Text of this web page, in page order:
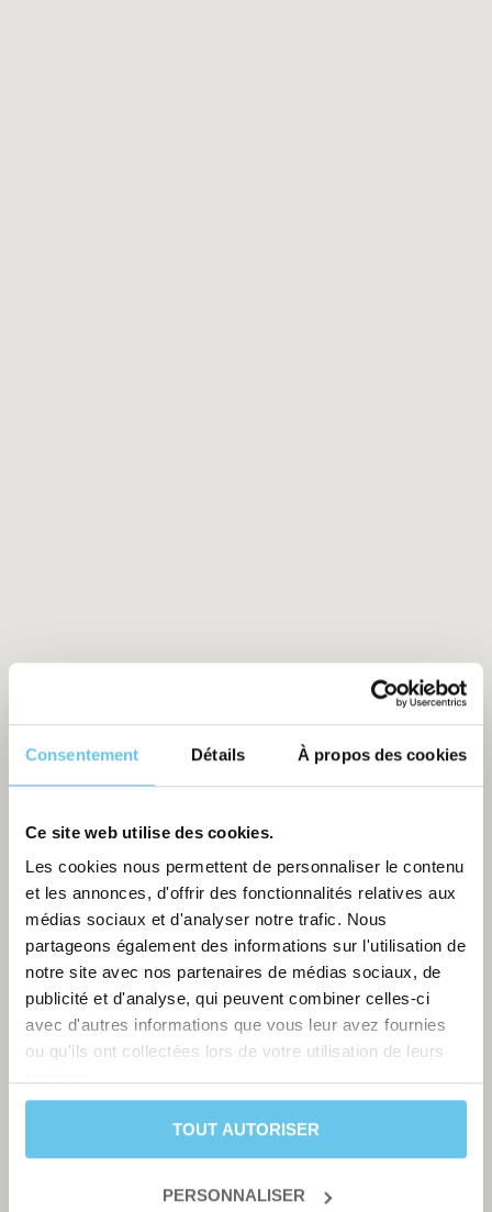
Consentement Détails À propos des cookies
Ce site web utilise des cookies.
Les cookies nous permettent de personnaliser le contenu
et les annonces, d'offrir des fonctionnalités relatives aux
médias sociaux et d'analyser notre trafic. Nous
partageons également des informations sur l'utilisation de
notre site avec nos partenaires de médias sociaux, de
publicité et d'analyse, qui peuvent combiner celles-ci
avec d'autres informations que vous leur avez fournies
ou qu'ils ont collectées lors de votre utilisation de leurs
TOUT AUTORISER
PERSONNALISER